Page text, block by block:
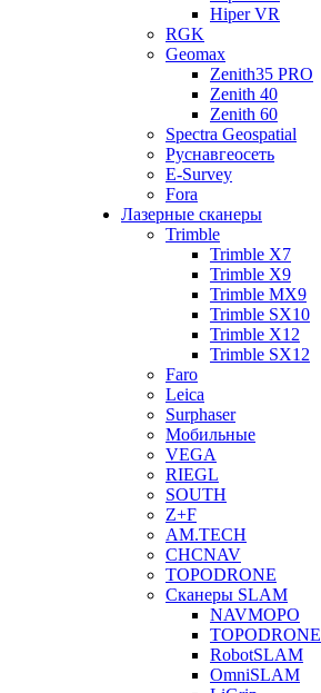
Hiper VR
RGK
Geomax
Zenith35 PRO
Zenith 40
Zenith 60
Spectra Geospatial
Руснавгеосеть
E-Survey
Fora
Лазерные сканеры
Trimble
Trimble X7
Trimble X9
Trimble MX9
Trimble SX10
Trimble X12
Trimble SX12
Faro
Leica
Surphaser
Мобильные
VEGA
RIEGL
SOUTH
Z+F
AM.TECH
CHCNAV
TOPODRONE
Сканеры SLAM
NAVMOPO
TOPODRONE
RobotSLAM
OmniSLAM